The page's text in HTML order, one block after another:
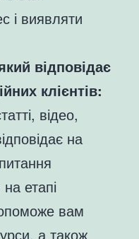
і виявляти
відповідає
клієнтів:
відео,
на
на етапі
вам
а також